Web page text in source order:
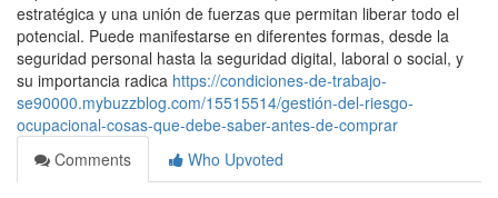
estratégica y una unión de fuerzas que permitan liberar todo el
potencial. Puede manifestarse en diferentes formas, desde la
seguridad personal hasta la seguridad digital, laboral o social, y
su importancia radica https://condiciones-de-trabajo-
se90000.mybuzzblog.com/15515514/gestión-del-riesgo-
ocupacional-cosas-que-debe-saber-antes-de-comprar
Comments
Who Upvoted